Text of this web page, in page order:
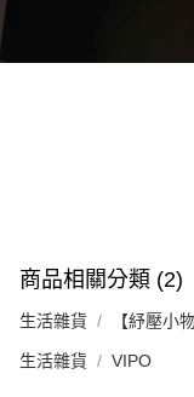
商品相關分類 (2)
生活雜貨 【紓壓小物
生活雜貨 VIPO